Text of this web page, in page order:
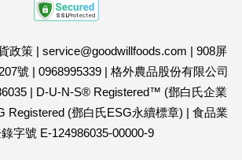
政策| service@goodwillfoods.com | 908屏
號 | 0968995339| 格外農品股份有限公司
| D-U-N-S® Registered™ (鄧白氏企業
Registered (鄧白氏ESG永續標章) | 食品業
字號 E-124986035-00000-9